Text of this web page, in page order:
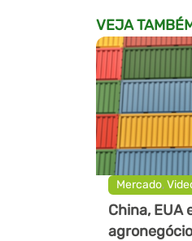
VEJA
Mercado,
China, EUA